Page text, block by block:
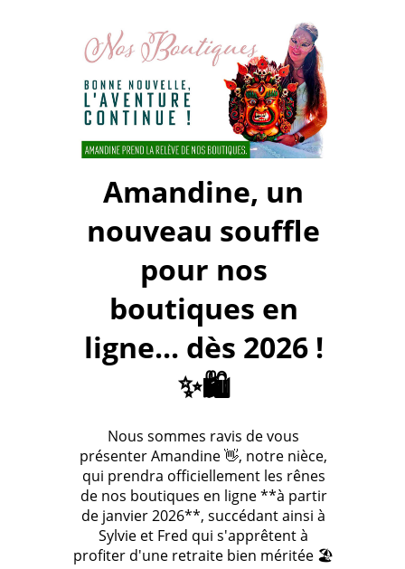
Amandine, un
nouveau souffle
pour nos
boutiques en
ligne... dès 2026 !
✨🛍️
Nous sommes ravis de vous
présenter Amandine 👋, notre nièce,
qui prendra officiellement les rênes
de nos boutiques en ligne **à partir
de janvier 2026**, succédant ainsi à
Sylvie et Fred qui s'apprêtent à
profiter d'une retraite bien méritée 🏖️